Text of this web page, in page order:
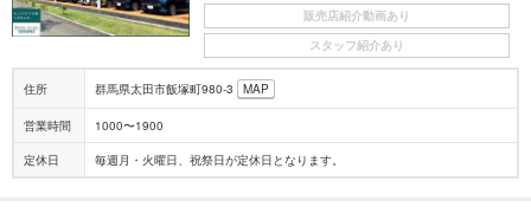
販売店紹介動画あり
スタッフ紹介あり
住所 群馬県太田市飯塚町980-3 MAP
営業時間 1000〜1900
定休日 毎週月・火曜日、祝祭日が定休日となります。